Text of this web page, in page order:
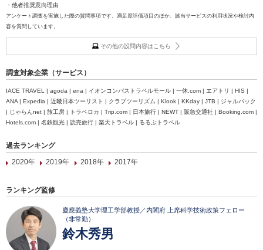
・他者推奨意向理由
アンケート調査を実施した際の質問事項です。満足度評価項目のほか、該当サービスの利用状況や検討内
容を質問しています。
その他の設問内容はこちら
調査対象企業（サービス）
IACE TRAVEL | agoda | ena | イオンコンパストラベルモール | 一休.com | エアトリ | HIS |
ANA | Expedia | 近畿日本ツーリスト | クラブツーリズム | Klook | KKday | JTB | ジャルパック
| じゃらんnet | 旅工房 | トラベロカ | Trip.com | 日本旅行 | NEWT | 阪急交通社 | Booking.com |
Hotels.com | 名鉄観光 | 読売旅行 | 楽天トラベル | るるぶトラベル
過去ランキング
2020年
2019年 2018年 2017年
ランキング監修
慶應義塾大学理工学部教授／内閣府 上席科学技術政策フェロー
（非常勤）
鈴木秀男